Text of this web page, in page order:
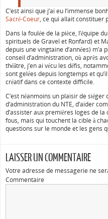
C’est ainsi que j’ai eu l’immense
Sacré-Coeur, ce qui allait constituer
Dans la foulée de la pièce, l’équipe
spirituels de Gravel et Ronfard) et
depuis une vingtaine d’années) m’a
conseil d’administration, où après
théâtre, j’en ai vécu les défis,
sont gelées depuis longtemps et
créatif dans ce contexte difficile.
C’est néanmoins un plaisir de
d’administration du NTE, d’aider
d’assister aux premières loges de
fous, mais qui touchent la cible à
questions sur le monde et les gens
LAISSER UN COMMENTAIRE
Votre adresse de messagerie ne
Commentaire